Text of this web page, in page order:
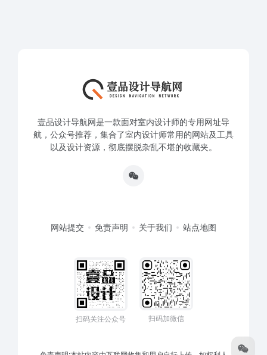
壹品设计导航网是一款面对室内设计师的专用网址导
航，公众号推荐，集合了室内设计师常用的网站及工具
以及设计资源，彻底摆脱杂乱不堪的收藏夹。
网站提交 免责声明 关于我们 站点地图
扫码关注公众号 扫码加微信